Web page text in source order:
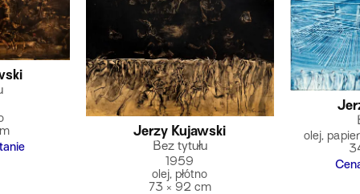
Jerzy Kujawski
Bez tytułu
1959
olej, płótno
73 × 92 cm
olej,